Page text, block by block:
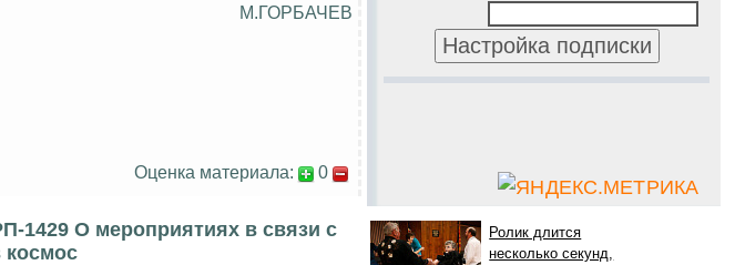
Ролик длится
несколько секунд,
М.ГОРБАЧЕВ
Оценка материала: 0
1429 О мероприятиях в связи с
космос